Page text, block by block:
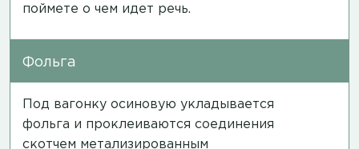
поймете о чем идет речь.
Фольга
Под вагонку осиновую укладывается
фольга и проклеиваются соединения
скотчем метализированным